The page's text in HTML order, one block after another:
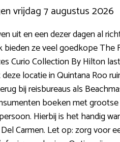
vrijdag 7 augustus 2026
uit en een dezer dagen al
bieden ze veel goedkope The
Curio Collection By Hilton
locatie in Quintana Roo
bij reisbureaus als
boeken met
Hierbij is het handig
Carmen. Let op: zorg voor